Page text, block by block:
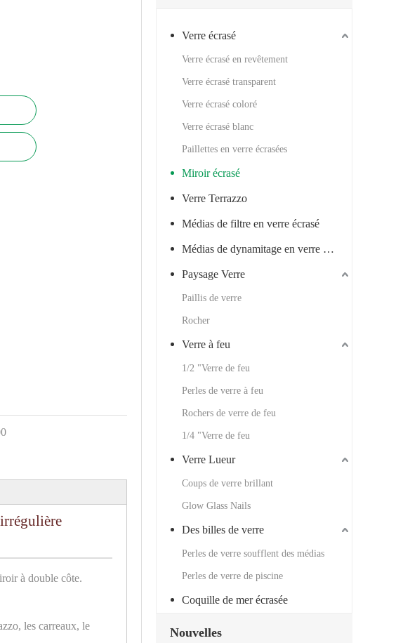
à double côte.
les carreaux, le
Verre écrasé
Verre écrasé en revêtement
Verre écrasé transparent
Verre écrasé coloré
Verre écrasé blanc
Paillettes en verre écrasées
Miroir écrasé
Verre Terrazzo
Médias de filtre en verre écrasé
Médias de dynamitage en verre écrasé
Paysage Verre
Paillis de verre
Rocher
Verre à feu
1/2 "Verre de feu
Perles de verre à feu
Rochers de verre de feu
1/4 "Verre de feu
Verre Lueur
Coups de verre brillant
Glow Glass Nails
Des billes de verre
Perles de verre soufflent des médias
Perles de verre de piscine
Coquille de mer écrasée
Nouvelles